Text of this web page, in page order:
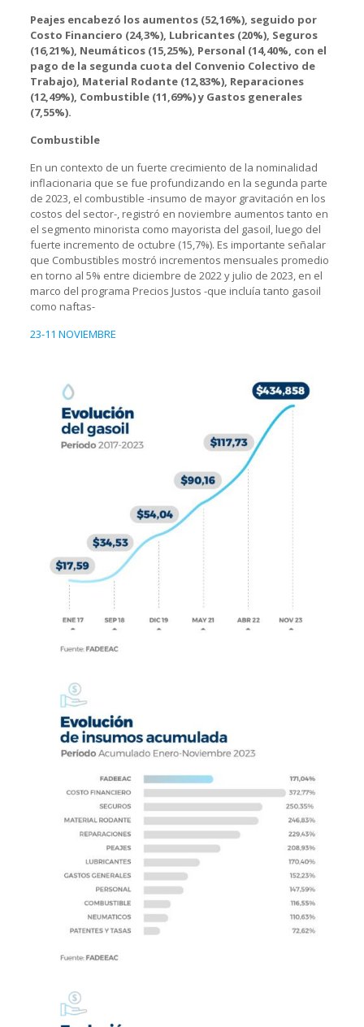
Peajes encabezó los aumentos (52,16%), seguido por
Costo Financiero (24,3%), Lubricantes (20%), Seguros
(16,21%), Neumáticos (15,25%), Personal (14,40%, con el
pago de la segunda cuota del Convenio Colectivo de
Trabajo), Material Rodante (12,83%), Reparaciones
(12,49%), Combustible (11,69%) y Gastos generales
(7,55%).
Combustible
En un contexto de un fuerte crecimiento de la nominalidad
inflacionaria que se fue profundizando en la segunda parte
de 2023, el combustible -insumo de mayor gravitación en los
costos del sector-, registró en noviembre aumentos tanto en
el segmento minorista como mayorista del gasoil, luego del
fuerte incremento de octubre (15,7%). Es importante señalar
que Combustibles mostró incrementos mensuales promedio
en torno al 5% entre diciembre de 2022 y julio de 2023, en el
marco del programa Precios Justos -que incluía tanto gasoil
como naftas-
23-11 NOVIEMBRE